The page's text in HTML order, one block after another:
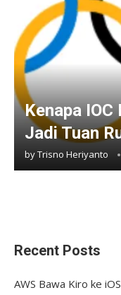
Kenapa
Jadi Tuan
byTrisno Heriyanto
Recent Posts
AWS Bawa Kiro ke